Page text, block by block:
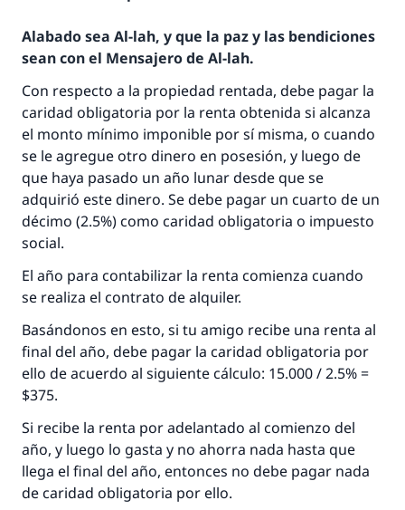
Alabado sea Al-lah, y que la paz y las bendiciones
sean con el Mensajero de Al-lah.
Con respecto a la propiedad rentada, debe pagar la
caridad obligatoria por la renta obtenida si alcanza
el monto mínimo imponible por sí misma, o cuando
se le agregue otro dinero en posesión, y luego de
que haya pasado un año lunar desde que se
adquirió este dinero. Se debe pagar un cuarto de un
décimo (2.5%) como caridad obligatoria o impuesto
social.
El año para contabilizar la renta comienza cuando
se realiza el contrato de alquiler.
Basándonos en esto, si tu amigo recibe una renta al
final del año, debe pagar la caridad obligatoria por
ello de acuerdo al siguiente cálculo: 15.000 / 2.5% =
$375.
Si recibe la renta por adelantado al comienzo del
año, y luego lo gasta y no ahorra nada hasta que
llega el final del año, entonces no debe pagar nada
de caridad obligatoria por ello.